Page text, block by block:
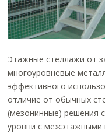
Этажные стеллажи от
многоуровневые
эффективного
отличие от обычных
(мезонинные) решения
уровни с межэтажными